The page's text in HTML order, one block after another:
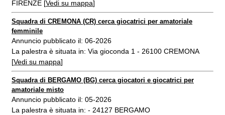
FIRENZE [Vedi su mappa]
Squadra di CREMONA (CR) cerca giocatrici per amatoriale
femminile
Annuncio pubblicato il: 06-2026
La palestra è situata in: Via gioconda 1 - 26100 CREMONA
[Vedi su mappa]
Squadra di BERGAMO (BG) cerca giocatori e giocatrici per
amatoriale misto
Annuncio pubblicato il: 05-2026
La palestra è situata in: - 24127 BERGAMO